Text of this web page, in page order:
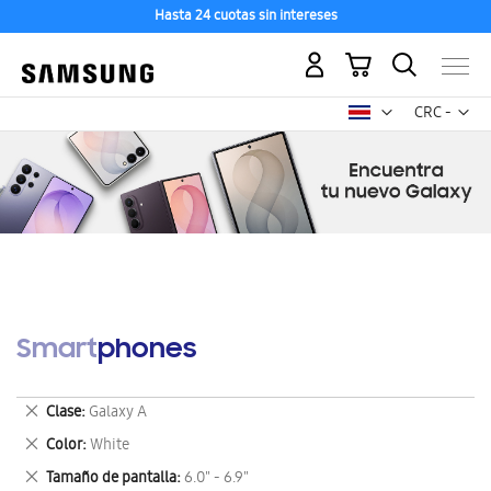
Hasta 24 cuotas sin intereses
CRC -
colón
Mi carrito
Smartphones
Clase Galaxy A
Eliminar
este
artículo
Color White
Eliminar
este
Tamaño de pantalla 6.0" - 6.9"
Eliminar